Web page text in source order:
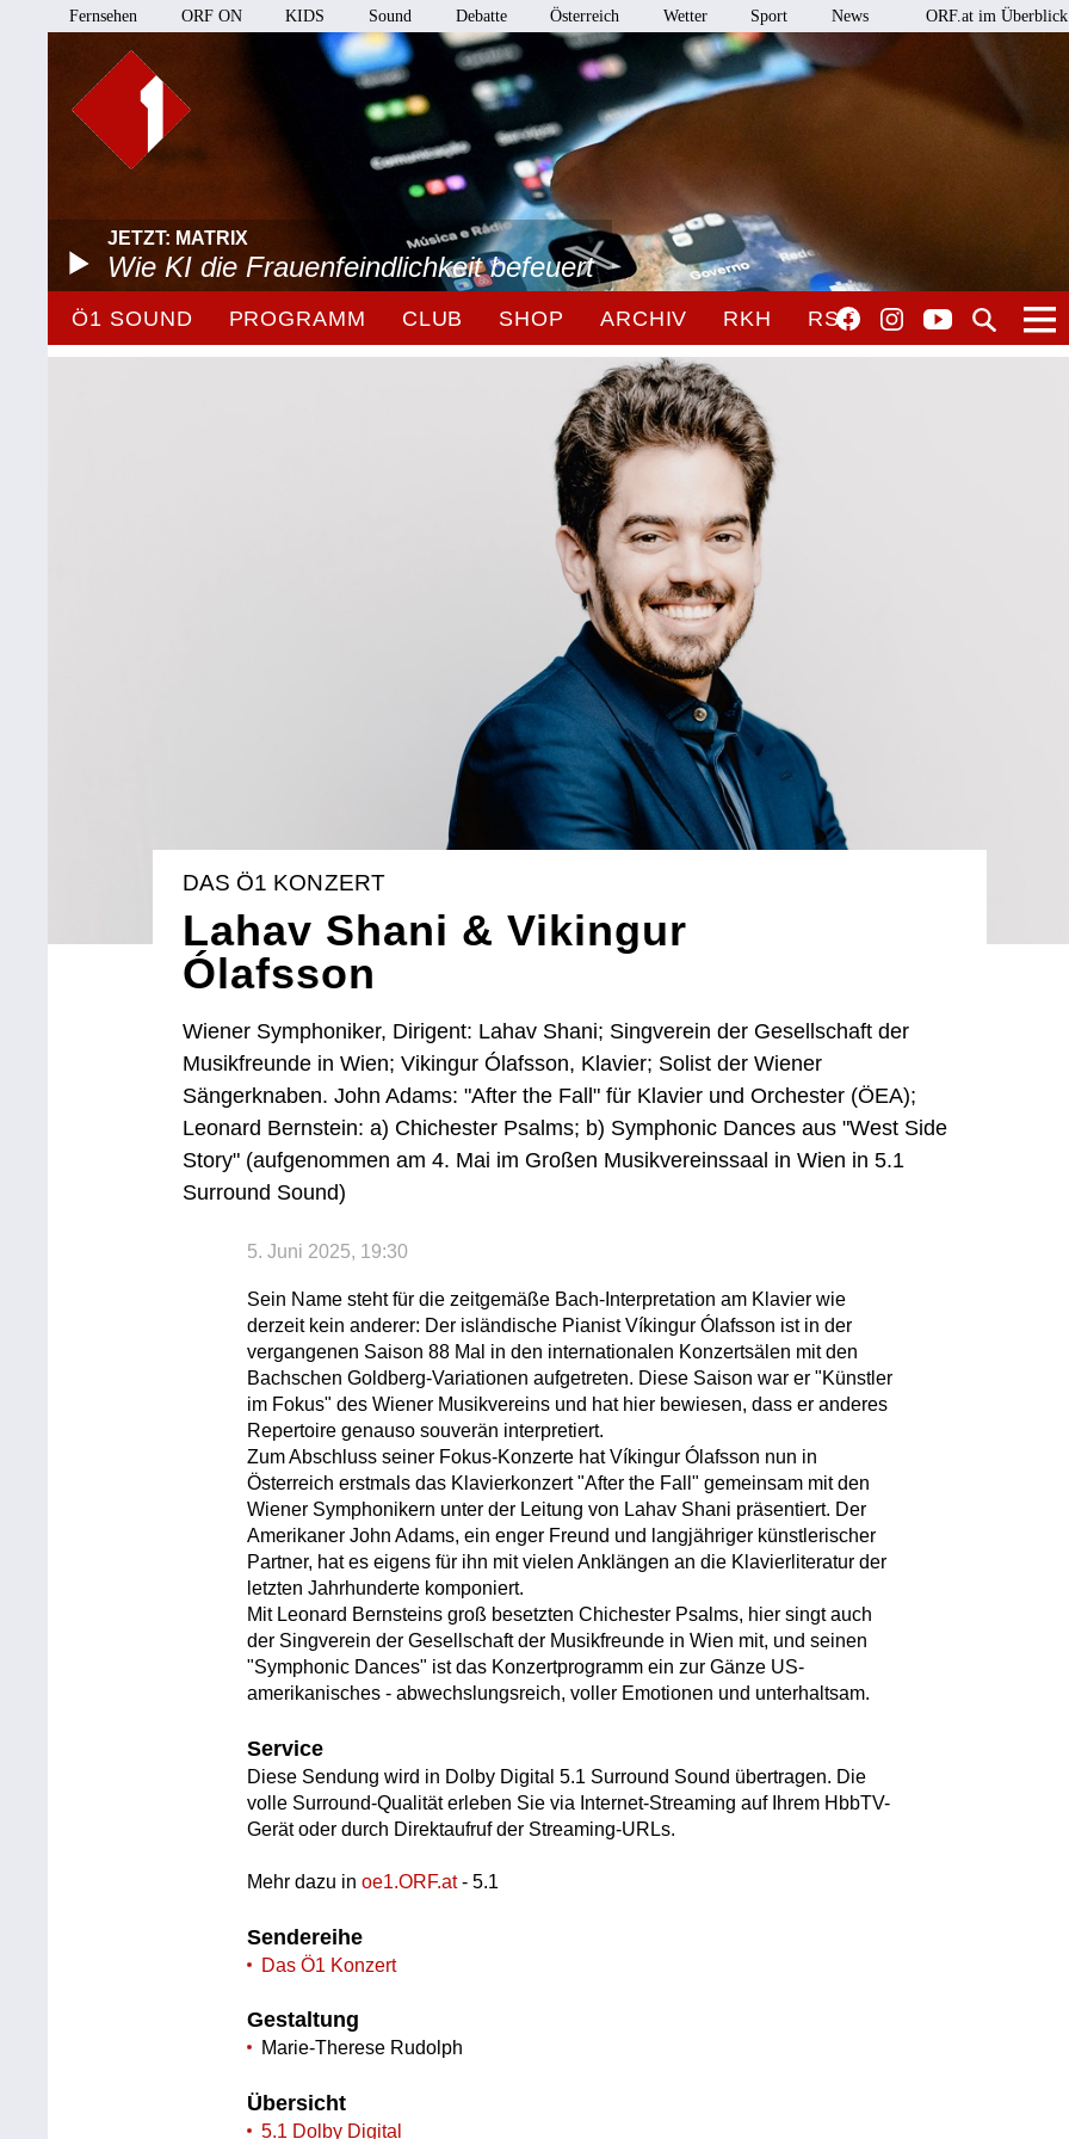
Fernsehen ORF ON KIDS Sound Debatte Österreich Wetter Sport News ORF.at im Überblick
JETZT: MATRIX
Wie KI die Frauenfeindlichkeit befeuert
Ö1 SOUND PROGRAMM CLUB SHOP ARCHIV RKH RSO
DAS Ö1 KONZERT
Lahav Shani & Vikingur
Ólafsson
Wiener Symphoniker, Dirigent: Lahav Shani; Singverein der Gesellschaft der
Musikfreunde in Wien; Vikingur Ólafsson, Klavier; Solist der Wiener
Sängerknaben. John Adams: "After the Fall" für Klavier und Orchester (ÖEA);
Leonard Bernstein: a) Chichester Psalms; b) Symphonic Dances aus "West Side
Story" (aufgenommen am 4. Mai im Großen Musikvereinssaal in Wien in 5.1
Surround Sound)
5. Juni 2025, 19:30
Sein Name steht für die zeitgemäße Bach-Interpretation am Klavier wie
derzeit kein anderer: Der isländische Pianist Víkingur Ólafsson ist in der
vergangenen Saison 88 Mal in den internationalen Konzertsälen mit den
Bachschen Goldberg-Variationen aufgetreten. Diese Saison war er "Künstler
im Fokus" des Wiener Musikvereins und hat hier bewiesen, dass er anderes
Repertoire genauso souverän interpretiert.
Zum Abschluss seiner Fokus-Konzerte hat Víkingur Ólafsson nun in
Österreich erstmals das Klavierkonzert "After the Fall" gemeinsam mit den
Wiener Symphonikern unter der Leitung von Lahav Shani präsentiert. Der
Amerikaner John Adams, ein enger Freund und langjähriger künstlerischer
Partner, hat es eigens für ihn mit vielen Anklängen an die Klavierliteratur der
letzten Jahrhunderte komponiert.
Mit Leonard Bernsteins groß besetzten Chichester Psalms, hier singt auch
der Singverein der Gesellschaft der Musikfreunde in Wien mit, und seinen
"Symphonic Dances" ist das Konzertprogramm ein zur Gänze US-
amerikanisches - abwechslungsreich, voller Emotionen und unterhaltsam.
Service
Diese Sendung wird in Dolby Digital 5.1 Surround Sound übertragen. Die
volle Surround-Qualität erleben Sie via Internet-Streaming auf Ihrem HbbTV-
Gerät oder durch Direktaufruf der Streaming-URLs.
Mehr dazu inoe1.ORF.at- 5.1
Sendereihe
Das Ö1 Konzert
Gestaltung
Marie-Therese Rudolph
Übersicht
5.1 Dolby Digital